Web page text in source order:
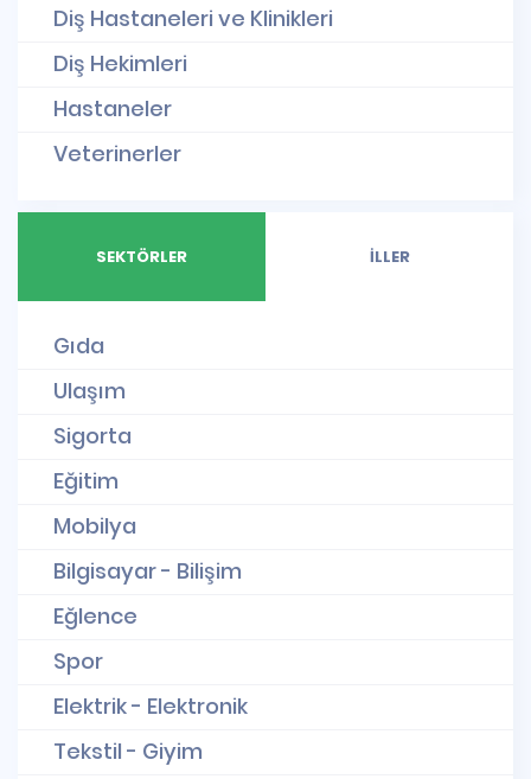
Diş Hastaneleri ve Klinikleri
Diş Hekimleri
Hastaneler
Veterinerler
SEKTÖRLER İLLER
Gıda
Ulaşım
Sigorta
Eğitim
Mobilya
Bilgisayar - Bilişim
Eğlence
Spor
Elektrik - Elektronik
Tekstil - Giyim